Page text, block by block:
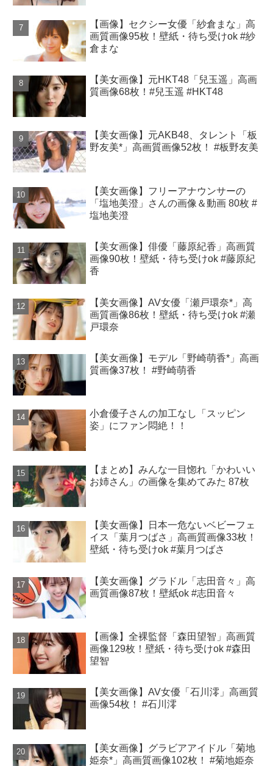
【画像】セクシー女優「紗倉まな」高
画質画像95枚！壁紙・待ち受けok #紗
倉まな
【美女画像】元HKT48「兒玉遥」高画
質画像68枚！#兒玉遥 #HKT48
【美女画像】元AKB48、タレント「板
野友美*」高画質画像52枚！ #板野友美
【美女画像】フリーアナウンサーの
「塩地美澄」さんの画像＆動画 80枚 #
塩地美澄
【美女画像】俳優「藤原紀香」高画質
画像90枚！壁紙・待ち受けok #藤原紀
香
【美女画像】AV女優「瀬戸環奈*」高
画質画像86枚！壁紙・待ち受けok #瀬
戸環奈
【美女画像】モデル「野崎萌香*」高画
質画像37枚！ #野崎萌香
小倉優子さんの加工なし「スッピン
姿」にファン悶絶！！
【まとめ】みんな一目惚れ「かわいい
お姉さん」の画像を集めてみた 87枚
【美女画像】日本一危ないベビーフェ
イス「葉月つばさ」高画質画像33枚！
壁紙・待ち受けok #葉月つばさ
【美女画像】グラドル「志田音々」高
画質画像87枚！壁紙ok #志田音々
【画像】全裸監督「森田望智」高画質
画像129枚！壁紙・待ち受けok #森田
望智
【美女画像】AV女優「石川澪」高画質
画像54枚！ #石川澪
【美女画像】グラビアアイドル「菊地
姫奈*」高画質画像102枚！ #菊地姫奈